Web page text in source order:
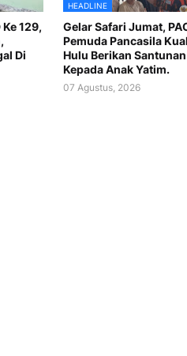
129,
Di
HEADLINE
Gelar Safari Jumat,
Pemuda Pancasila
Hulu Berikan Santunan
Kepada Anak Yatim.
07 Agustus, 2026